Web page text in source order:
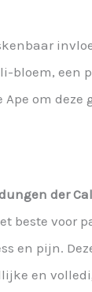
bloem, een
Ape om deze
der
beste voor
en pijn.
en